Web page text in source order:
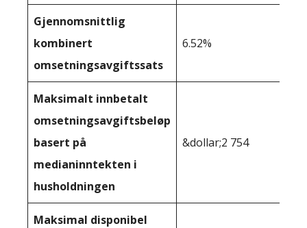
Gjennomsnittlig
kombinert
omsetningsavgiftssats
6.52%
Maksimalt innbetalt
omsetningsavgiftsbeløp
basert på
medianinntekten i
husholdningen
&dollar;2 754
Maksimal disponibel